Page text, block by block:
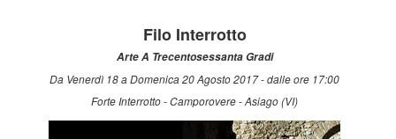
Filo Interrotto
Arte A Trecentosessanta Gradi
Da Venerdì 18 a Domenica 20 Agosto 2017 - dalle ore 17:00
Forte Interrotto - Camporovere - Asiago (VI)